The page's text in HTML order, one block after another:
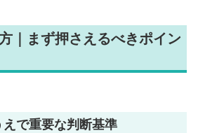
｜まず押さえるべきポイン
で重要な判断基準